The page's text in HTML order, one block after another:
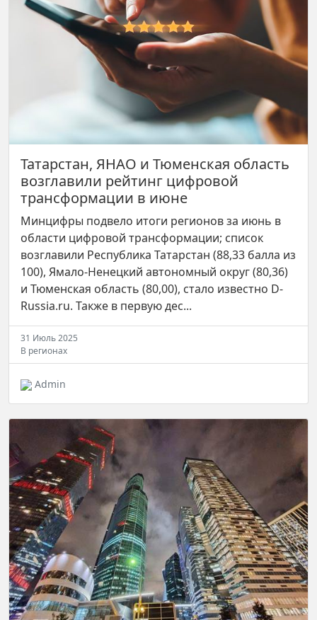
Татарстан, ЯНАО и Тюменская область
возглавили рейтинг цифровой
трансформации в июне
Минцифры подвело итоги регионов за июнь в
области цифровой трансформации; список
возглавили Республика Татарстан (88,33 балла из
100), Ямало-Ненецкий автономный округ (80,36)
и Тюменская область (80,00), стало известно D-
Russia.ru. Также в первую дес...
31 Июль 2025
В регионах
Admin